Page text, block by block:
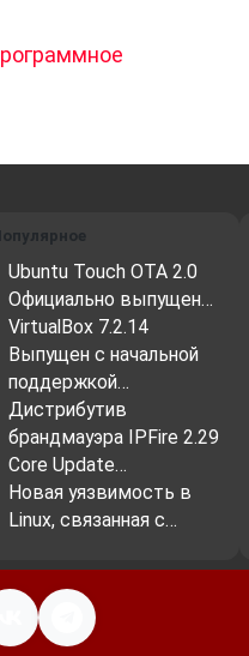
по
файлов с
файловой
файлов с
сервере.
Некоторые FTP-
интерфейсе
вашим
Ubuntu Touch OTA 2.0
Официально выпущен…
VirtualBox 7.2.14
Выпущен с начальной
поддержкой…
Дистрибутив
брандмауэра IPFire 2.29
Core Update…
Новая уязвимость в
Linux, связанная с…